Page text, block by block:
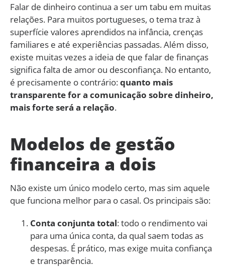
Falar de dinheiro continua a ser um tabu em muitas
relações. Para muitos portugueses, o tema traz à
superfície valores aprendidos na infância, crenças
familiares e até experiências passadas. Além disso,
existe muitas vezes a ideia de que falar de finanças
significa falta de amor ou desconfiança. No entanto,
é precisamente o contrário:quanto mais
transparente for a comunicação sobre dinheiro,
mais forte será a relação.
Modelos de gestão
financeira a dois
Não existe um único modelo certo, mas sim aquele
que funciona melhor para o casal. Os principais são:
Conta conjunta total: todo o rendimento vai
para uma única conta, da qual saem todas as
despesas. É prático, mas exige muita confiança
e transparência.